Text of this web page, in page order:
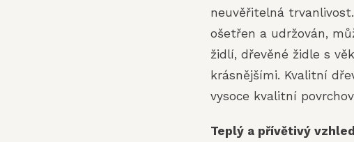
neuvěřitelná
ošetřen a udržován,
židlí, dřevěné židle s
krásnějšími. Kvalitní
vysoce kvalitní
Teplý a přívětivý vzhled